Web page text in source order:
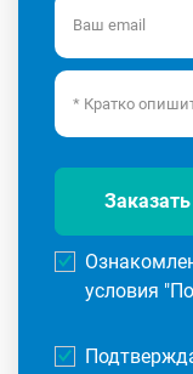
Заказать
условия "